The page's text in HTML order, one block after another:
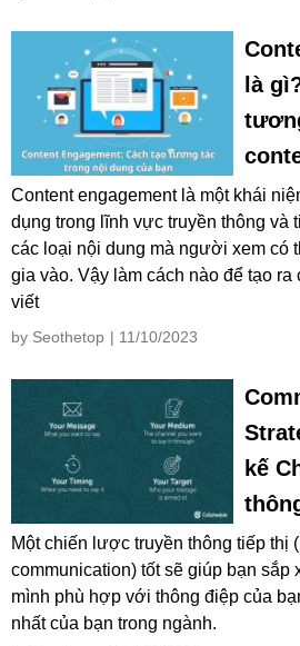
là
Content engagement là một khái
dụng trong lĩnh vực truyền thông và
các loại nội dung mà người xem có
gia vào. Vậy làm cách nào để tạo ra
viết
by Seothetop | 11/10/2023
kế
Một chiến lược truyền thông tiếp thị
communication) tốt sẽ giúp bạn sắp
mình phù hợp với thông điệp của
nhất của bạn trong ngành.